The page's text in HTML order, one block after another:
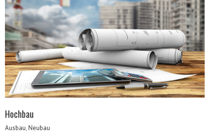
Hochbau
Ausbau,Neubau